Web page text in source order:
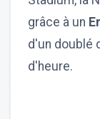
grâce à un
d'un doublé
d'heure.